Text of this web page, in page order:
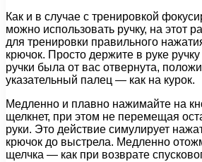
Как и в случае с тренировкой
можно использовать ручку, на этот
для тренировки правильного
крючок. Просто держите в руке
ручки была от вас отвернута,
указательный палец — как на курок.
Медленно и плавно нажимайте на
щелкнет, при этом не перемещая
руки. Это действие симулирует
крючок до выстрела. Медленно
щелчка — как при возврате